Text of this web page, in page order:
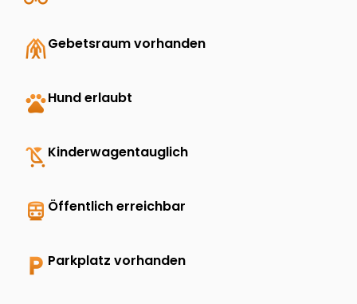
folded_handsGebetsraum vorhanden
petsHund erlaubt
child_friendly Kinderwagentauglich
directions_transit Öffentlich erreichbar
local_parking Parkplatz vorhanden